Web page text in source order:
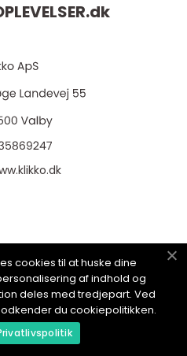
dk
os
cookies til at huske dine
af indhold og
deles med tredjepart. Ved
du cookiepolitikken.